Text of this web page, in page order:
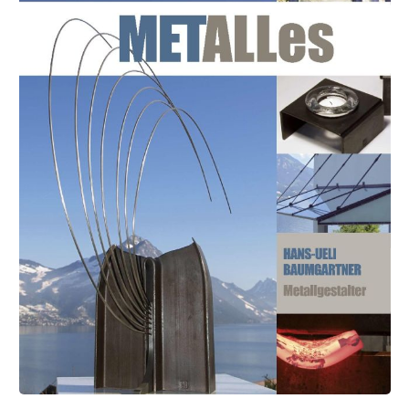
Arbeit wird in großformatigen Schwarz-weiß-Fotos, teils
auch mit Detailaufnahmen dargestellt. Dazu eine kurze
Beschreibung. Fotografien von Leuchtern, Toren und zu
zahlreichen Stationen aus dem Leben wie aus der
Arbeitswelt Paul Zimmermanns runden das Buch ab.